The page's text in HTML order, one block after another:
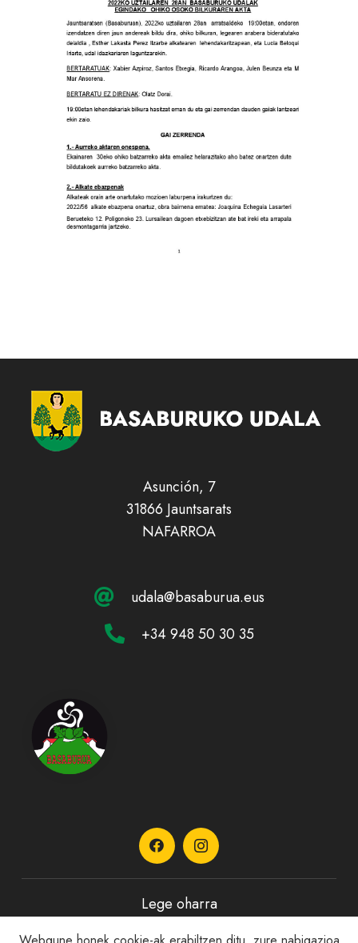
Asunción, 7
31866 Jauntsarats
NAFARROA
udala@basaburua.eus
+34 948 50 30 35
Lege oharra